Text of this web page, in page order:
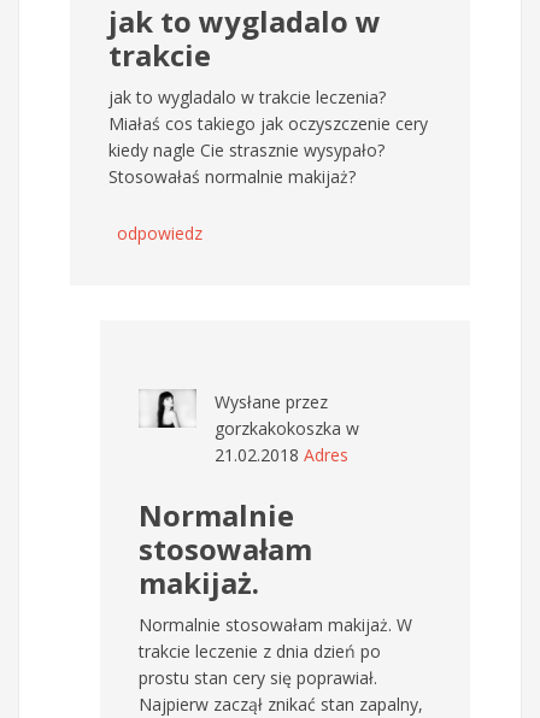
jak to wygladalo w
trakcie
jak to wygladalo w trakcie leczenia?
Miałaś cos takiego jak oczyszczenie cery
kiedy nagle Cie strasznie wysypało?
Stosowałaś normalnie makijaż?
odpowiedz
Wysłane przez
gorzkakokoszka w
21.02.2018 Adres
Normalnie
stosowałam
makijaż.
Normalnie stosowałam makijaż. W
trakcie leczenie z dnia dzień po
prostu stan cery się poprawiał.
Najpierw zaczął znikać stan zapalny,